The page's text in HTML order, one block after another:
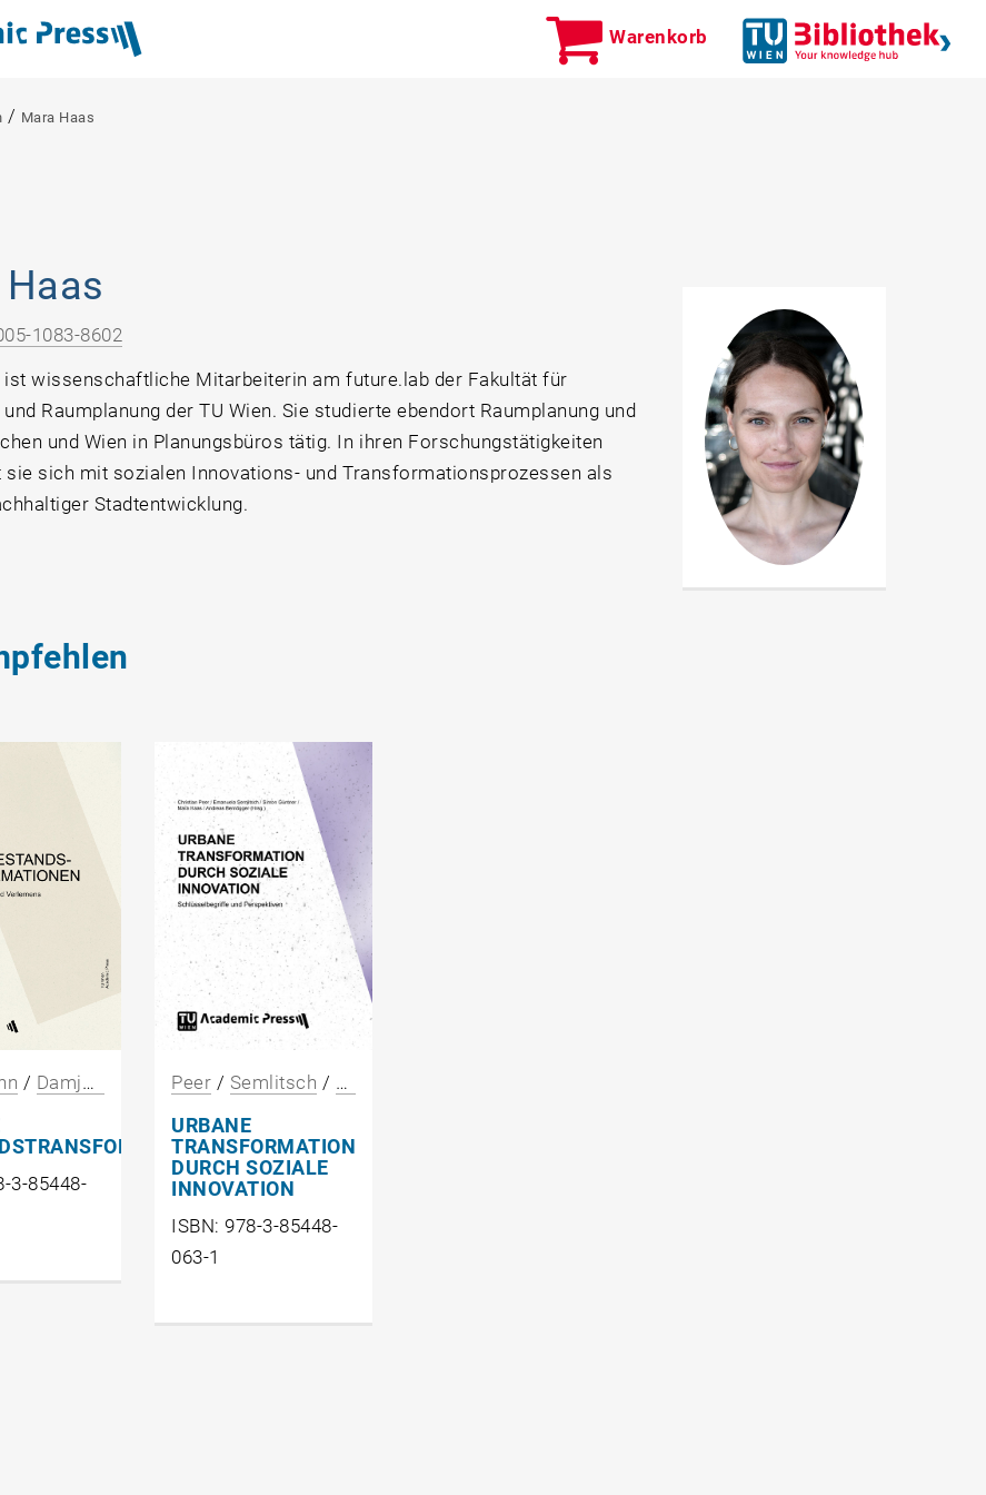
Warenkorb
/ Mara Haas
1083-8602
ist wissenschaftliche Mitarbeiterin am future.lab der Fakultät für
Raumplanung der TU Wien. Sie studierte ebendort Raum­planung und
und Wien in Planungsbüros tätig. In ihren Forschungstätigkeiten
sie sich mit sozialen Innovations- und Transformationsprozessen als
Stadtentwicklung.
/ Damjanovic Schneider/Damböck
3-85448-
Peer / Semlitsch / Güntner
URBANE
TRANSFORMATION
DURCH SOZIALE
INNOVATION
ISBN: 978-3-85448-
063-1